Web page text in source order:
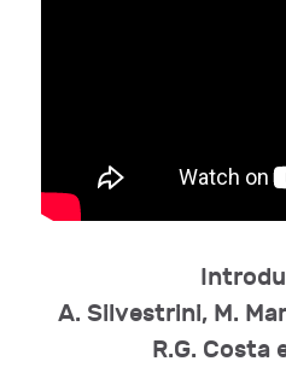
A. Silvestrini, M.
R.G. Costa